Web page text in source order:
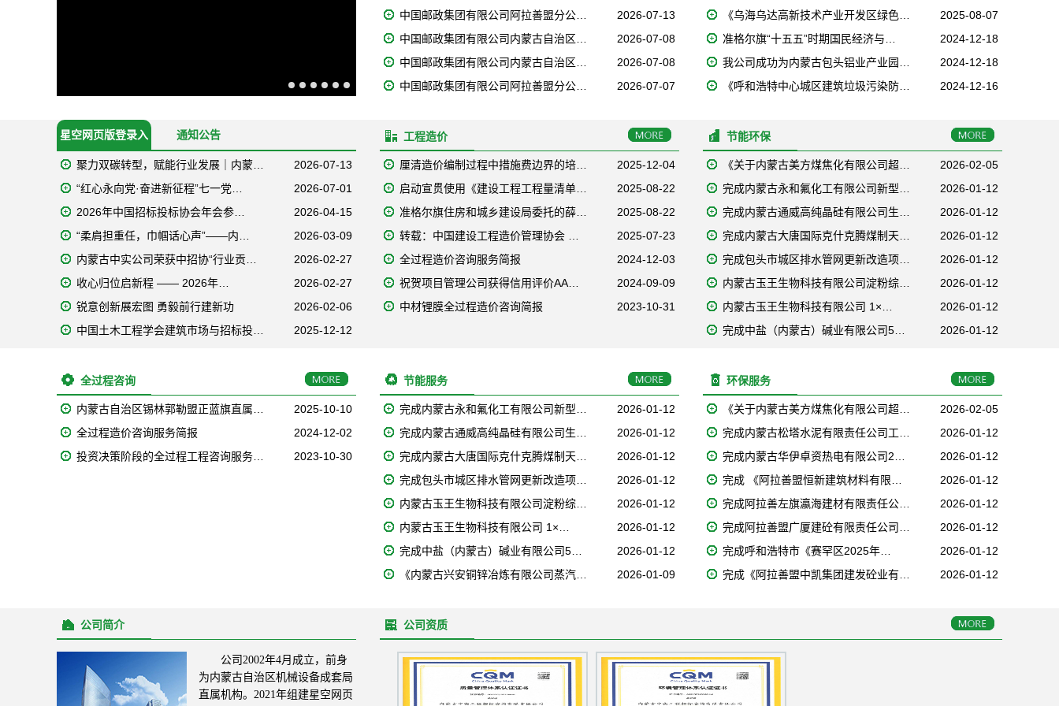
2026-07-13
中国邮政集团有限公司阿拉善盟分公…
2026-07-08
中国邮政集团有限公司内蒙古自治区…
2026-07-08
中国邮政集团有限公司内蒙古自治区…
2026-07-07
中国邮政集团有限公司阿拉善盟分公…
2025-08-07
《乌海乌达高新技术产业开发区绿色…
2024-12-18
准格尔旗“十五五”时期国民经济与…
2024-12-18
我公司成功为内蒙古包头铝业产业园…
2024-12-16
《呼和浩特中心城区建筑垃圾污染防…
星空网页版登录入
口
通知公告
2026-07-13
聚力双碳转型，赋能行业发展｜内蒙…
2026-07-01
“红心永向党·奋进新征程”七一党…
2026-04-15
2026年中国招标投标协会年会参…
2026-03-09
“柔肩担重任，巾帼话心声”——内…
2026-02-27
内蒙古中实公司荣获中招协“行业贡…
2026-02-27
收心归位启新程 —— 2026年…
2026-02-06
锐意创新展宏图 勇毅前行建新功
2025-12-12
中国土木工程学会建筑市场与招标投…
工程造价
2025-12-04
厘清造价编制过程中措施费边界的培…
2025-08-22
启动宣贯使用《建设工程工程量清单…
2025-08-22
准格尔旗住房和城乡建设局委托的薛…
2025-07-23
转载：中国建设工程造价管理协会 …
2024-12-03
全过程造价咨询服务简报
2024-09-09
祝贺项目管理公司获得信用评价AA…
2023-10-31
中材锂膜全过程造价咨询简报
节能环保
2026-02-05
《关于内蒙古美方煤焦化有限公司超…
2026-01-12
完成内蒙古永和氟化工有限公司新型…
2026-01-12
完成内蒙古通威高纯晶硅有限公司生…
2026-01-12
完成内蒙古大唐国际克什克腾煤制天…
2026-01-12
完成包头市城区排水管网更新改造项…
2026-01-12
内蒙古玉王生物科技有限公司淀粉综…
2026-01-12
内蒙古玉王生物科技有限公司 1×…
2026-01-12
完成中盐（内蒙古）碱业有限公司5…
全过程咨询
2025-10-10
内蒙古自治区锡林郭勒盟正蓝旗直属…
2024-12-02
全过程造价咨询服务简报
2023-10-30
投资决策阶段的全过程工程咨询服务…
节能服务
2026-01-12
完成内蒙古永和氟化工有限公司新型…
2026-01-12
完成内蒙古通威高纯晶硅有限公司生…
2026-01-12
完成内蒙古大唐国际克什克腾煤制天…
2026-01-12
完成包头市城区排水管网更新改造项…
2026-01-12
内蒙古玉王生物科技有限公司淀粉综…
2026-01-12
内蒙古玉王生物科技有限公司 1×…
2026-01-12
完成中盐（内蒙古）碱业有限公司5…
2026-01-09
《内蒙古兴安铜锌冶炼有限公司蒸汽…
环保服务
2026-02-05
《关于内蒙古美方煤焦化有限公司超…
2026-01-12
完成内蒙古松塔水泥有限责任公司工…
2026-01-12
完成内蒙古华伊卓资热电有限公司2…
2026-01-12
完成 《阿拉善盟恒新建筑材料有限…
2026-01-12
完成阿拉善左旗瀛海建材有限责任公…
2026-01-12
完成阿拉善盟广厦建砼有限责任公司…
2026-01-12
完成呼和浩特市《赛罕区2025年…
2026-01-12
完成《阿拉善盟中凯集团建发砼业有…
公司简介
公司2002年4月成立，前身
为内蒙古自治区机械设备成套局
直属机构。2021年组建星空网页
公司资质